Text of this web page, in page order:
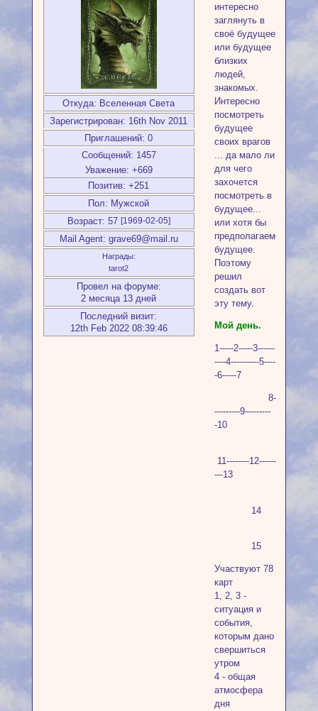
Откуда: Вселенная Света
Зарегистрирован: 16th Nov 2011
Приглашений: 0
Сообщений: 1457
Уважение: +669
Позитив: +251
Пол: Мужской
Возраст: 57 [1969-02-05]
Mail Agent: grave69@mail.ru
Награды:
tarot2
Провел на форуме:
2 месяца 13 дней
Последний визит:
12th Feb 2022 08:39:46
интересно
заглянуть в
своё будущее
или будущее
близких
людей,
знакомых.
Интересно
посмотреть
будущее
своих врагов
... да мало ли
для чего
захочется
посмотреть в
будущее...
или хотя бы
предполагаемое
будущее.
Поэтому
решил
создать вот
эту тему.
Мой день.
1-----2-----3------
----4----------5----
-6-----7
8-
---------9---------
-10
11--------12------
---13
14
15
Участвуют 78
карт
1, 2, 3 -
ситуация и
события,
которым дано
свершиться
утром
4 - общая
атмосфера
дня